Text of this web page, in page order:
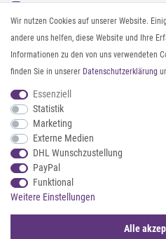
Instagram
Facebook
Pinterest
Twitter
Youtube
Threads
ZAHLUNG & VERSAND
Wir nutzen Cookies auf unserer Website.
andere uns helfen, diese Website und Ihre
Informationen zu den von uns verwendeten
finden Sie in unserer Daten­schutz­erklärung
Essenziell
Statistik
Marketing
Externe Medien
DHL Wunschzustellung
PayPal
Funktional
Weitere Einstellungen
Alle